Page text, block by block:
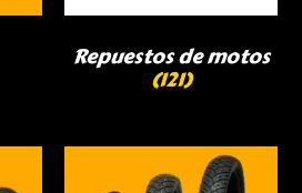
Repuestos de motos
(121)